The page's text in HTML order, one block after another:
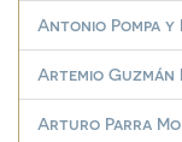
Antonio Pompa y
Artemio Guzmán
Arturo Parra